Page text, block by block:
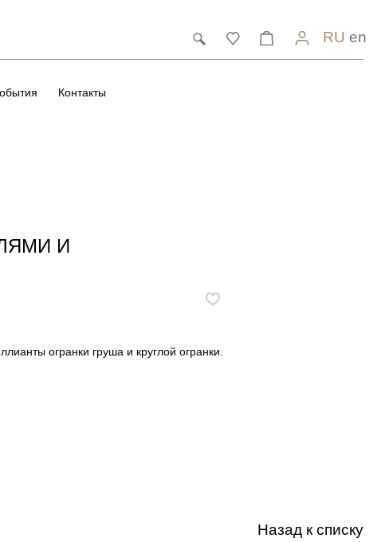
RU en
Контакты
И
огранки груша и круглой огранки.
Назад к списку